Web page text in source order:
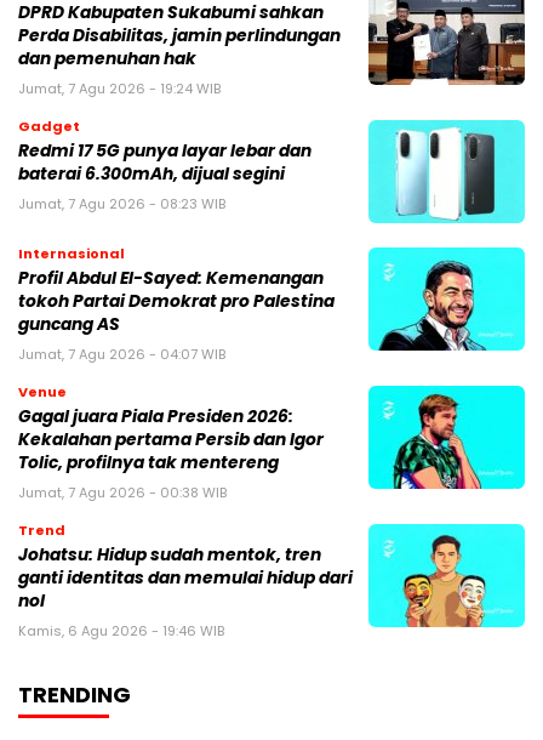
DPRD Kabupaten Sukabumi sahkan
Perda Disabilitas, jamin perlindungan
dan pemenuhan hak
Jumat, 7 Agu 2026 - 19:24 WIB
Gadget
Redmi 17 5G punya layar lebar dan
baterai 6.300mAh, dijual segini
Jumat, 7 Agu 2026 - 08:23 WIB
Internasional
Profil Abdul El-Sayed: Kemenangan
tokoh Partai Demokrat pro Palestina
guncang AS
Jumat, 7 Agu 2026 - 04:07 WIB
Venue
Gagal juara Piala Presiden 2026:
Kekalahan pertama Persib dan Igor
Tolic, profilnya tak mentereng
Jumat, 7 Agu 2026 - 00:38 WIB
Trend
Johatsu: Hidup sudah mentok, tren
ganti identitas dan memulai hidup dari
nol
Kamis, 6 Agu 2026 - 19:46 WIB
TRENDING